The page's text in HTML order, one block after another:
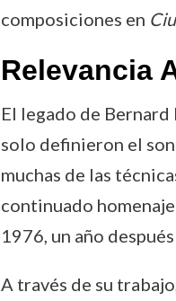
composiciones en
Relevancia
El legado de
solo definieron el
muchas de las
continuado
1976, un año
A través de su